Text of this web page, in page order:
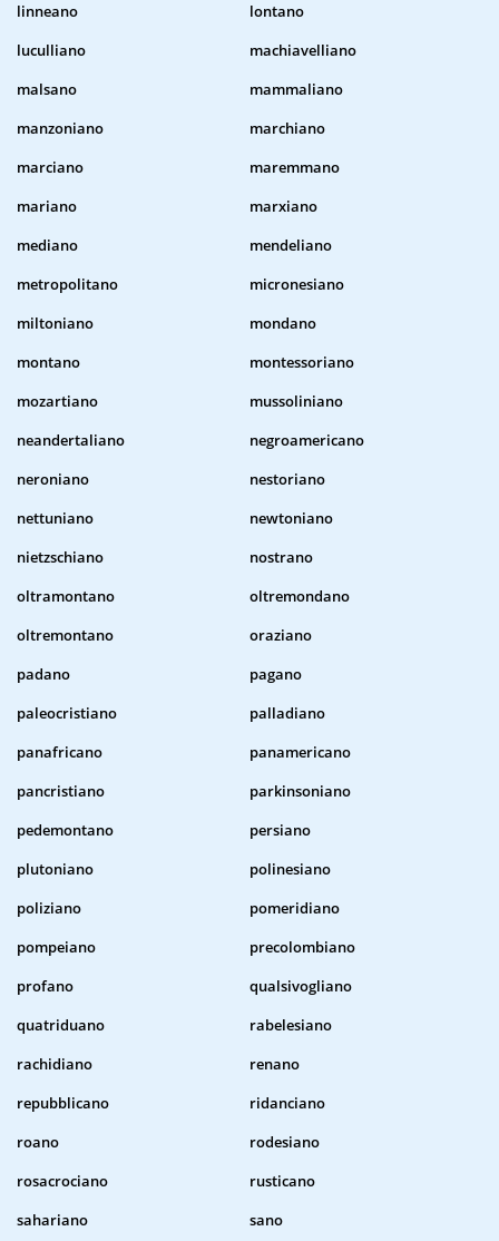
linneano
lontano
luculliano
machiavelliano
malsano
mammaliano
manzoniano
marchiano
marciano
maremmano
mariano
marxiano
mediano
mendeliano
metropolitano
micronesiano
miltoniano
mondano
montano
montessoriano
mozartiano
mussoliniano
neandertaliano
negroamericano
neroniano
nestoriano
nettuniano
newtoniano
nietzschiano
nostrano
oltramontano
oltremondano
oltremontano
oraziano
padano
pagano
paleocristiano
palladiano
panafricano
panamericano
pancristiano
parkinsoniano
pedemontano
persiano
plutoniano
polinesiano
poliziano
pomeridiano
pompeiano
precolombiano
profano
qualsivogliano
quatriduano
rabelesiano
rachidiano
renano
repubblicano
ridanciano
roano
rodesiano
rosacrociano
rusticano
sahariano
sano